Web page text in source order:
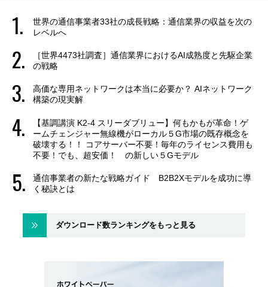
世界の通信事業者33社の成長戦略：通信業界の収益を次の
レベルへ
［世界4473社調査］通信業界におけるAI成熟度と先駆企業
の戦略
高価な専用ネットワークは本当に必要か？ AIネットワーク
構築の現実解
【基調講演 K2-4 スリーダブリュー】何もかもが革命！ゲ
ームチェンジャー無線機がローカル５G市場の既存概念を
破壊する！！ コアサーバー不要！毎年のライセンス費用も
不要！でも、超安価！ の新しい５Gモデル
通信事業者の新たな戦略ガイド B2B2Xモデルを成功に導
く秘訣とは
ダウンロード数ランキングをもっと見る